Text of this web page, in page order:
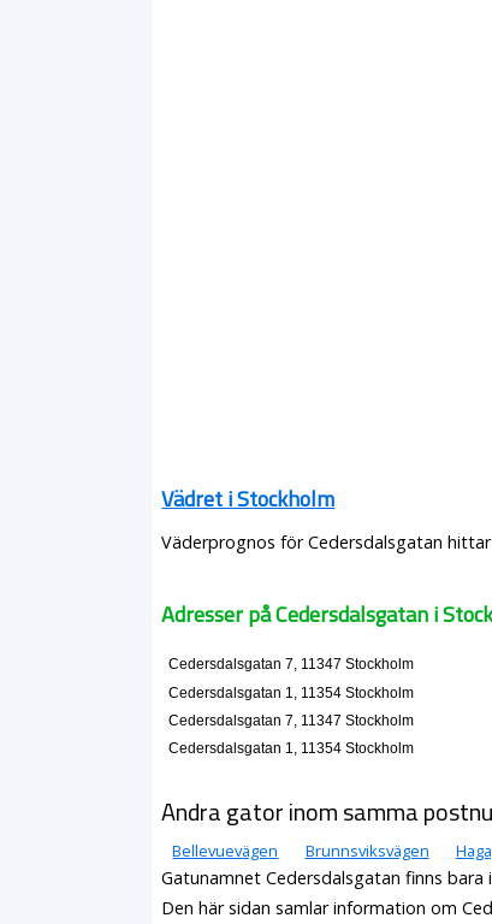
Vädret i Stockholm
Väderprognos för Cedersdalsgatan
Adresser på Cedersdalsgatan i
Cedersdalsgatan 7, 11347 Stockholm
Cedersdalsgatan 1, 11354 Stockholm
Cedersdalsgatan 7, 11347 Stockholm
Cedersdalsgatan 1, 11354 Stockholm
Andra gator inom samma
Bellevuevägen Brunnsviksvägen
Gatunamnet Cedersdalsgatan finns bara
Den här sidan samlar information om